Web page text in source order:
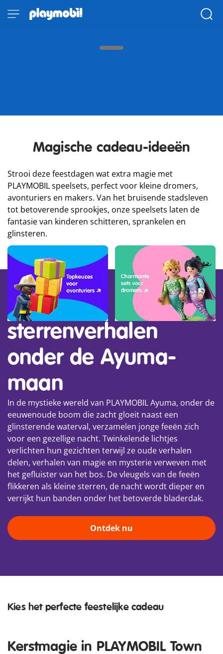
De feestdagen zijn hier!
prikkelen
Magische cadeau-ideeën
Strooi deze feestdagen wat extra magie met
PLAYMOBIL speelsets, perfect voor kleine dromers,
avonturiers en makers. Van het bruisende stadsleven
tot betoverende sprookjes, onze speelsets laten de
fantasie van kinderen schitteren, sprankelen en
glinsteren.
Gezellige
sterrenverhalen
onder de Ayuma-
maan
In de mystieke wereld van PLAYMOBIL Ayuma, onder de
eeuwenoude boom die zacht gloeit naast een
glinsterende waterval, verzamelen jonge feeën zich
voor een gezellige nacht. Twinkelende lichtjes
verlichten hun gezichten terwijl ze oude verhalen
delen, verhalen van magie en mysterie verweven met
het gefluister van het bos. De vleugels van de feeën
flikkeren als kleine sterren, de nacht wordt dieper en
verrijkt hun banden onder het betoverde bladerdak.
Ontdek nu
Kies het perfecte feestelijke cadeau
vreugde
Kerstmagie in PLAYMOBIL Town